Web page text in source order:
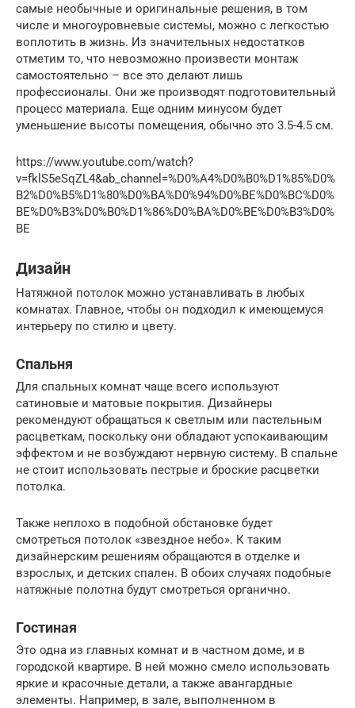
самые необычные и оригинальные решения, в том
числе и многоуровневые системы, можно с легкостью
воплотить в жизнь. Из значительных недостатков
отметим то, что невозможно произвести монтаж
самостоятельно – все это делают лишь
профессионалы. Они же производят подготовительный
процесс материала. Еще одним минусом будет
уменьшение высоты помещения, обычно это 3.5-4.5 см.
https://www.youtube.com/watch?
v=fklS5eSqZL4&ab_channel=%D0%A4%D0%B0%D1%85%D0%
B2%D0%B5%D1%80%D0%BA%D0%94%D0%BE%D0%BC%D0%
BE%D0%B3%D0%B0%D1%86%D0%BA%D0%BE%D0%B3%D0%
BE
Дизайн
Натяжной потолок можно устанавливать в любых
комнатах. Главное, чтобы он подходил к имеющемуся
интерьеру по стилю и цвету.
Спальня
Для спальных комнат чаще всего используют
сатиновые и матовые покрытия. Дизайнеры
рекомендуют обращаться к светлым или пастельным
расцветкам, поскольку они обладают успокаивающим
эффектом и не возбуждают нервную систему. В спальне
не стоит использовать пестрые и броские расцветки
потолка.
Также неплохо в подобной обстановке будет
смотреться потолок «звездное небо». К таким
дизайнерским решениям обращаются в отделке и
взрослых, и детских спален. В обоих случаях подобные
натяжные полотна будут смотреться органично.
Гостиная
Это одна из главных комнат и в частном доме, и в
городской квартире. В ней можно смело использовать
яркие и красочные детали, а также авангардные
элементы. Например, в зале, выполненном в